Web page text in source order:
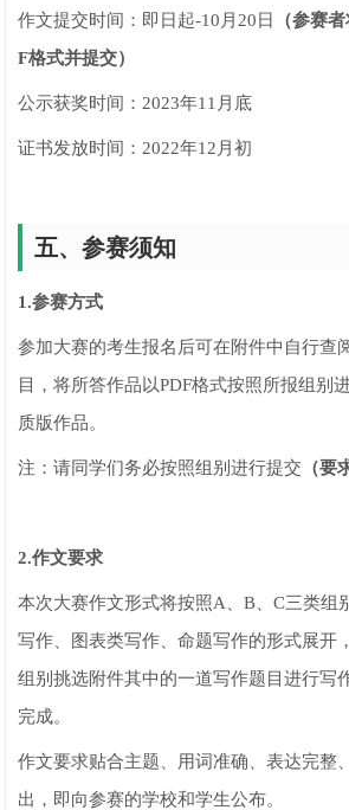
作文提交时间：即日起-10月20日
（参赛
F格式并提交）
公示获奖时间：2023年11月底
证书发放时间：2022年12月初
五、参赛须知
1.参赛方式
参加大赛的考生报名后可在附件中自行查
目，将所答作品以PDF格式按照所报组别
质版作品。
注：请同学们务必按照组别进行提交 （要
2.作文要求
本次大赛作文形式将按照A、B、C三类组
写作、图表类写作、命题写作的形式展开
组别挑选附件其中的一道写作题目进行写
完成。
作文要求贴合主题、用词准确、表达完整
出，即向参赛的学校和学生公布。